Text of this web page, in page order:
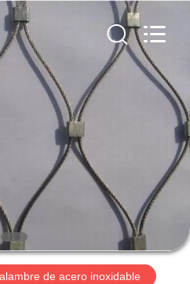
de acero inoxidable